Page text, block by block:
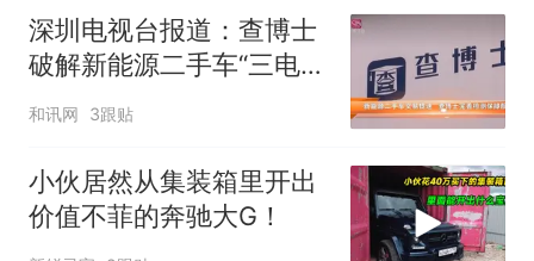
深圳电视台报道：查博士
破解新能源二手车“三电”
检测难题
和讯网 3跟贴
小伙居然从集装箱里开出
价值不菲的奔驰大G！